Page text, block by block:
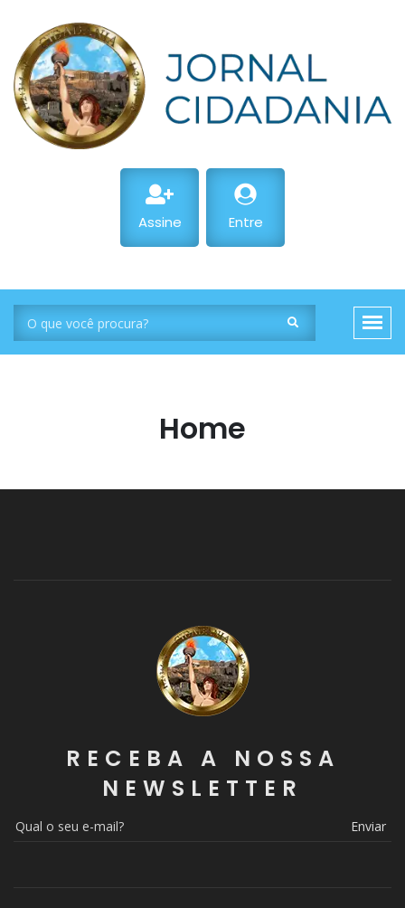
Assine Entre
Home
RECEBA A NOSSA
NEWSLETTER
Enviar